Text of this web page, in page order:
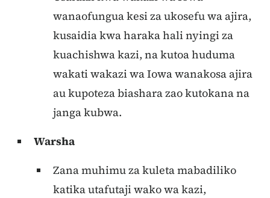
wanaofungua kesi za ukosefu wa ajira,
kusaidia kwa haraka hali nyingi za
kuachishwa kazi, na kutoa huduma
wakati wakazi wa Iowa wanakosa ajira
au kupoteza biashara zao kutokana na
janga kubwa.
Warsha
Zana muhimu za kuleta mabadiliko
katika utafutaji wako wa kazi,